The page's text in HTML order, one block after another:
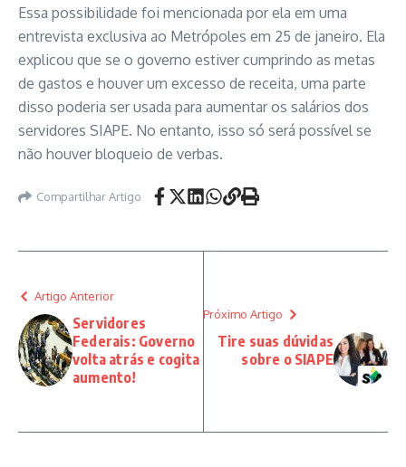
Essa possibilidade foi mencionada por ela em uma
entrevista exclusiva ao Metrópoles em 25 de janeiro. Ela
explicou que se o governo estiver cumprindo as metas
de gastos e houver um excesso de receita, uma parte
disso poderia ser usada para aumentar os salários dos
servidores SIAPE. No entanto, isso só será possível se
não houver bloqueio de verbas.
Compartilhar Artigo
Artigo Anterior
Servidores
Federais: Governo
volta atrás e cogita
aumento!
Próximo Artigo
Tire suas dúvidas
sobre o SIAPE